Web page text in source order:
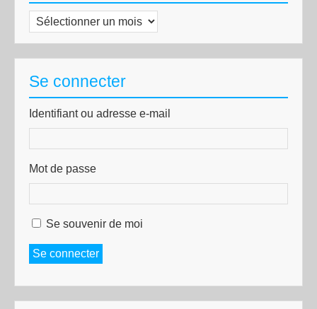
Archives
Se connecter
Identifiant ou adresse e-mail
Mot de passe
Se souvenir de moi
Se connecter